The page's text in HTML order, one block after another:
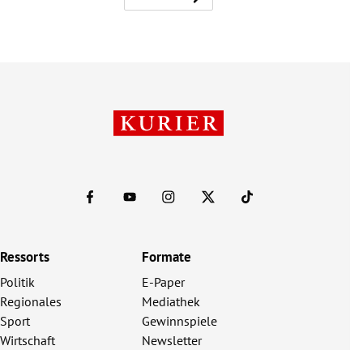
Ressorts
Politik
Regionales
Sport
Wirtschaft
Formate
E-Paper
Mediathek
Gewinnspiele
Newsletter